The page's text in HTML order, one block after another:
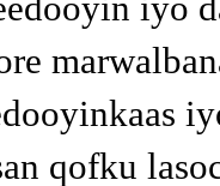
iyo
qofku